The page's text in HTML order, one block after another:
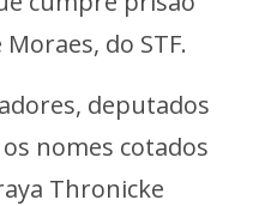
do STF.
deputados
nomes cotados
Thronicke